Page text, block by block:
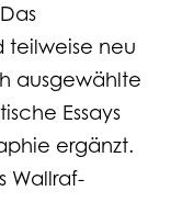
teilweise neu
ausgewählte
Essays
ergänzt.
Wallraf-